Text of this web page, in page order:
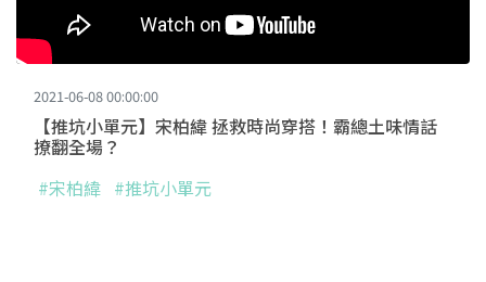
2021-06-08 00:00:00
【推坑小單元】宋柏緯 拯救時尚穿搭！霸總土味情話
撩翻全場？
#宋柏緯 #推坑小單元